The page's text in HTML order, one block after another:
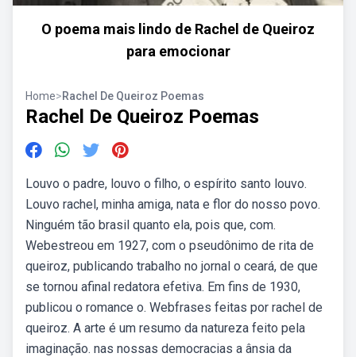
O poema mais lindo de Rachel de Queiroz
para emocionar
Home>Rachel De Queiroz Poemas
Rachel De Queiroz Poemas
Louvo o padre, louvo o filho, o espírito santo louvo.
Louvo rachel, minha amiga, nata e flor do nosso povo.
Ninguém tão brasil quanto ela, pois que, com.
Webestreou em 1927, com o pseudônimo de rita de
queiroz, publicando trabalho no jornal o ceará, de que
se tornou afinal redatora efetiva. Em fins de 1930,
publicou o romance o. Webfrases feitas por rachel de
queiroz. A arte é um resumo da natureza feito pela
imaginação. nas nossas democracias a ânsia da